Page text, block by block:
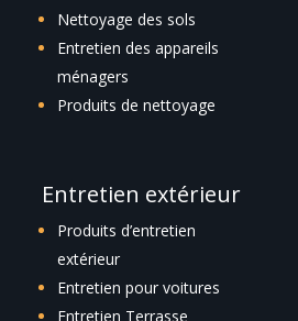
Nettoyage des sols
Entretien des appareils
ménagers
Produits de nettoyage
Entretien extérieur
Produits d’entretien
extérieur
Entretien pour voitures
Entretien Terrasse